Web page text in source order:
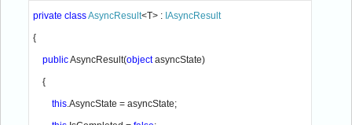
private class AsyncResult<T> :
{
public AsyncResult(object asyncState)
this.AsyncState = asyncState;